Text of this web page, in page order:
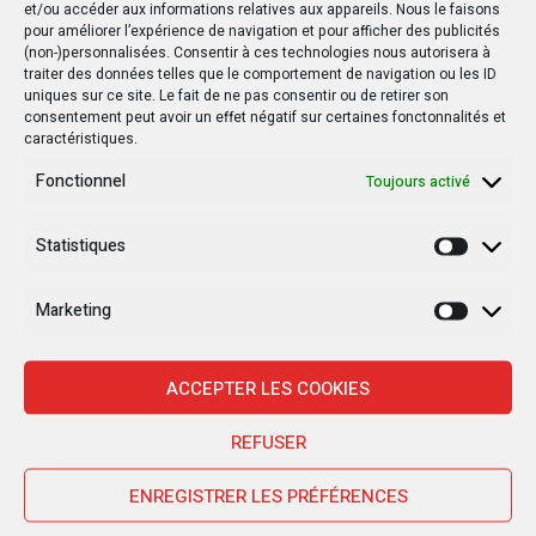
et/ou accéder aux informations relatives aux appareils. Nous le faisons
pour améliorer l’expérience de navigation et pour afficher des publicités
(non-)personnalisées. Consentir à ces technologies nous autorisera à
traiter des données telles que le comportement de navigation ou les ID
uniques sur ce site. Le fait de ne pas consentir ou de retirer son
consentement peut avoir un effet négatif sur certaines fonctonnalités et
caractéristiques.
Fonctionnel Toujours activé
Statistiques
Marketing
ACCEPTER LES COOKIES
REFUSER
ENREGISTRER LES PRÉFÉRENCES
Nouvelles Récentes
30 janvier 2025